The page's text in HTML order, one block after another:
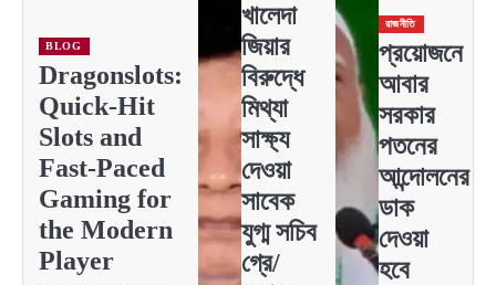
BLOG
Dragonslots:
Quick‑Hit
Slots and
Fast‑Paced
Gaming for
the Modern
Player
খালেদা
জিয়ার
বিরুদ্ধে
মিথ্যা
সাক্ষ্য
দেওয়া
সাবেক
যুগ্ম সচিব
গ্রে/
রাজনীতি
প্রয়োজনে
আবার
সরকার
পতনের
আন্দোলনের
ডাক
দেওয়া
হবে